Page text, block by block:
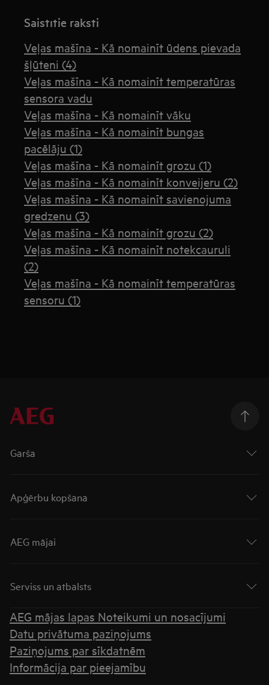
Saistītie raksti
Veļas mašīna - Kā nomainīt ūdens pievada
šļūteni (4)
Veļas mašīna - Kā nomainīt temperatūras
sensora vadu
Veļas mašīna - Kā nomainīt vāku
Veļas mašīna - Kā nomainīt bungas
pacēlāju (1)
Veļas mašīna - Kā nomainīt grozu (1)
Veļas mašīna - Kā nomainīt konveijeru (2)
Veļas mašīna - Kā nomainīt savienojuma
gredzenu (3)
Veļas mašīna - Kā nomainīt grozu (2)
Veļas mašīna - Kā nomainīt notekcauruli
(2)
Veļas mašīna - Kā nomainīt temperatūras
sensoru (1)
Garša
Apģērbu kopšana
AEG mājai
Serviss un atbalsts
AEG mājas lapas Noteikumi un nosacījumi
Datu privātuma paziņojums
Paziņojums par sīkdatnēm
Informācija par pieejamību